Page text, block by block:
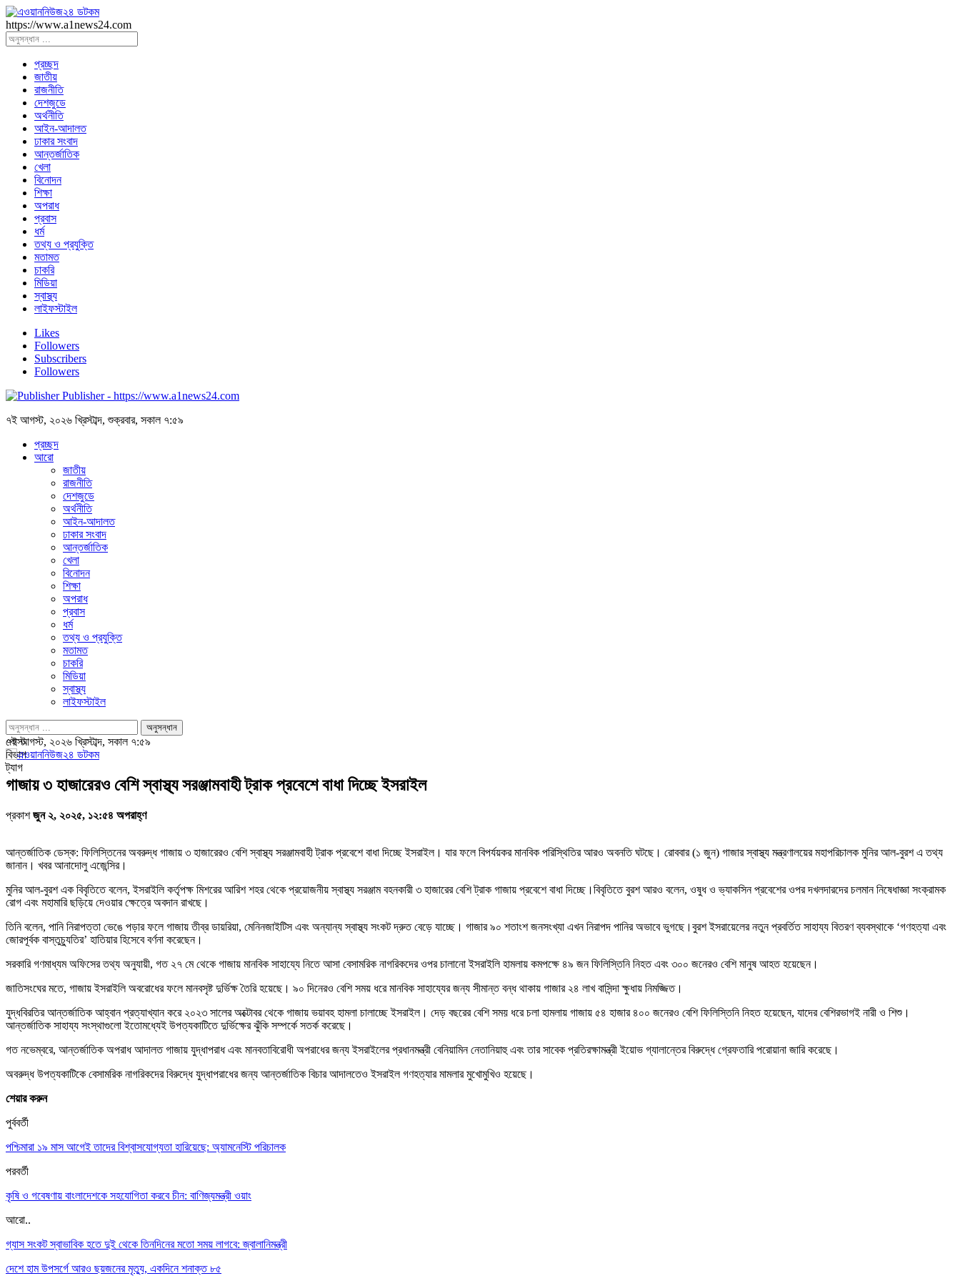
https://www.a1news24.com
প্রচ্ছদ
জাতীয়
রাজনীতি
দেশজুডে
অর্থনীতি
আইন-আদালত
ঢাকার সংবাদ
আন্তর্জাতিক
খেলা
বিনোদন
শিক্ষা
অপরাধ
প্রবাস
ধর্ম
তথ্য ও প্রযুক্তি
মতামত
চাকরি
মিডিয়া
স্বাস্থ্য
লাইফস্টাইল
Likes
Followers
Subscribers
Followers
Publisher - https://www.a1news24.com
৭ই আগস্ট, ২০২৬ খ্রিস্টাব্দ, শুক্রবার, সকাল ৭:৫৯
প্রচ্ছদ
আরো
জাতীয়
রাজনীতি
দেশজুডে
অর্থনীতি
আইন-আদালত
ঢাকার সংবাদ
আন্তর্জাতিক
খেলা
বিনোদন
শিক্ষা
অপরাধ
প্রবাস
ধর্ম
তথ্য ও প্রযুক্তি
মতামত
চাকরি
মিডিয়া
স্বাস্থ্য
লাইফস্টাইল
পোস্ট
বিভাগ
ট্যাগ
৭ই আগস্ট, ২০২৬ খ্রিস্টাব্দ, সকাল ৭:৫৯
গাজায় ৩ হাজারেরও বেশি স্বাস্থ্য সরঞ্জামবাহী ট্রাক প্রবেশে বাধা দিচ্ছে ইসরাইল
প্রকাশজুন ২, ২০২৫, ১২:৫৪ অপরাহ্ণ
আন্তর্জাতিক ডেস্ক: ফিলিস্তিনের অবরুদ্ধ গাজায় ৩ হাজারেরও বেশি স্বাস্থ্য সরঞ্জামবাহী ট্রাক প্রবেশে বাধা দিচ্ছে ইসরাইল। যার ফলে বিপর্যয়কর মানবিক পরিস্থিতির আরও অবনতি ঘটছে। রোববার (১ জুন) গাজার স্বাস্থ্য মন্ত্রণালয়ের মহাপরিচালক মুনির আল-বুরশ এ তথ্য
জানান। খবর আনাদোলু এজেন্সির।
মুনির আল-বুরশ এক বিবৃতিতে বলেন, ইসরাইলি কর্তৃপক্ষ মিশরের আরিশ শহর থেকে প্রয়োজনীয় স্বাস্থ্য সরঞ্জাম বহনকারী ৩ হাজারের বেশি ট্রাক গাজায় প্রবেশে বাধা দিচ্ছে।বিবৃতিতে বুরশ আরও বলেন, ওষুধ ও ভ্যাকসিন প্রবেশের ওপর দখলদারদের চলমান নিষেধাজ্ঞা সংক্রামক
রোগ এবং মহামারি ছড়িয়ে দেওয়ার ক্ষেত্রে অবদান রাখছে।
তিনি বলেন, পানি নিরাপত্তা ভেঙে পড়ার ফলে গাজায় তীব্র ডায়রিয়া, মেনিনজাইটিস এবং অন্যান্য স্বাস্থ্য সংকট দ্রুত বেড়ে যাচ্ছে। গাজার ৯০ শতাংশ জনসংখ্যা এখন নিরাপদ পানির অভাবে ভুগছে।বুরশ ইসরায়েলের নতুন প্রবর্তিত সাহায্য বিতরণ ব্যবস্থাকে ‘গণহত্যা এবং
জোরপূর্বক বাস্তুচ্যুতির’ হাতিয়ার হিসেবে বর্ণনা করেছেন।
সরকারি গণমাধ্যম অফিসের তথ্য অনুযায়ী, গত ২৭ মে থেকে গাজায় মানবিক সাহায্যে নিতে আসা বেসামরিক নাগরিকদের ওপর চালানো ইসরাইলি হামলায় কমপক্ষে ৪৯ জন ফিলিস্তিনি নিহত এবং ৩০০ জনেরও বেশি মানুষ আহত হয়েছেন।
জাতিসংঘের মতে, গাজায় ইসরাইলি অবরোধের ফলে মানবসৃষ্ট দুর্ভিক্ষ তৈরি হয়েছে। ৯০ দিনেরও বেশি সময় ধরে মানবিক সাহায্যের জন্য সীমান্ত বন্ধ থাকায় গাজার ২৪ লাখ বাসিন্দা ক্ষুধায় নিমজ্জিত।
যুদ্ধবিরতির আন্তর্জাতিক আহ্বান প্রত্যাখ্যান করে ২০২৩ সালের অক্টোবর থেকে গাজায় ভয়াবহ হামলা চালাচ্ছে ইসরাইল। দেড় বছরের বেশি সময় ধরে চলা হামলায় গাজায় ৫৪ হাজার ৪০০ জনেরও বেশি ফিলিস্তিনি নিহত হয়েছেন, যাদের বেশিরভাগই নারী ও শিশু।
আন্তর্জাতিক সাহায্য সংস্থাগুলো ইতোমধ্যেই উপত্যকাটিতে দুর্ভিক্ষের ঝুঁকি সম্পর্কে সতর্ক করেছে।
গত নভেম্বরে, আন্তর্জাতিক অপরাধ আদালত গাজায় যুদ্ধাপরাধ এবং মানবতাবিরোধী অপরাধের জন্য ইসরাইলের প্রধানমন্ত্রী বেনিয়ামিন নেতানিয়াহু এবং তার সাবেক প্রতিরক্ষামন্ত্রী ইয়োভ গ্যালান্তের বিরুদ্ধে গ্রেফতারি পরোয়ানা জারি করেছে।
অবরুদ্ধ উপত্যকাটিকে বেসামরিক নাগরিকদের বিরুদ্ধে যুদ্ধাপরাধের জন্য আন্তর্জাতিক বিচার আদালতেও ইসরাইল গণহত্যার মামলার মুখোমুখিও হয়েছে।
শেয়ার করুন
পুর্ববর্তী
পশ্চিমারা ১৯ মাস আগেই তাদের বিশ্বাসযোগ্যতা হারিয়েছে: অ্যামনেস্টি পরিচালক
পরবর্তী
কৃষি ও গবেষণায় বাংলাদেশকে সহযোগিতা করবে চীন: বাণিজ্যমন্ত্রী ওয়াং
আরো..
গ্যাস সংকট স্বাভাবিক হতে দুই থেকে তিনদিনের মতো সময় লাগবে: জ্বালানিমন্ত্রী
দেশে হাম উপসর্গে আরও ছয়জনের মৃত্যু, একদিনে শনাক্ত ৮৫